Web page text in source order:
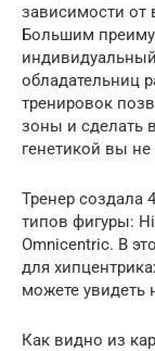
зависимости от
Большим
обладательниц
тренировок
зоны и сделать
генетикой вы
Тренер создала
типов фигуры:
Omnicentric. В
для
можете увидеть
Как видно из